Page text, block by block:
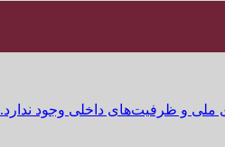
ملی و ظرفیت‌های داخلی وجود ندارد.